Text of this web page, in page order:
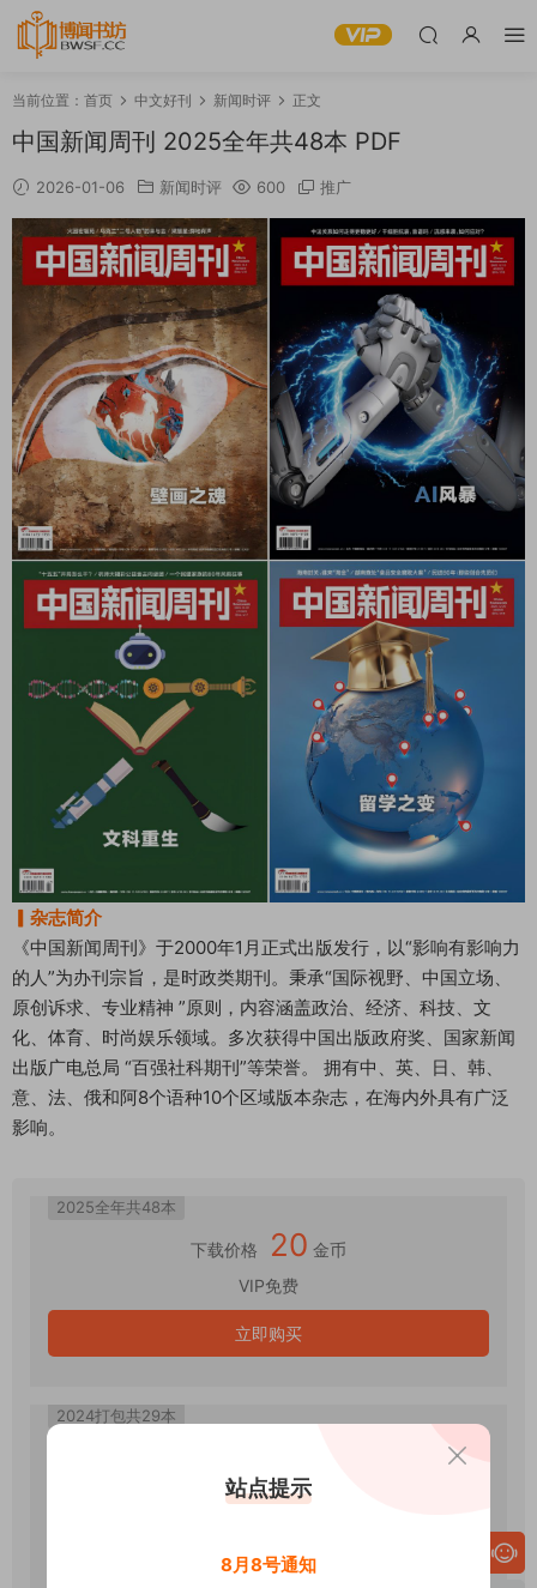
当前位置： 首页 中文好刊 新闻时评 正文
中国新闻周刊 2025全年共48本 PDF
2026-01-06 新闻时评 600 推广
▎杂志简介
《中国新闻周刊》于2000年1月正式出版发行，以“影响有影响力
的人”为办刊宗旨，是时政类期刊。秉承“国际视野、中国立场、
原创诉求、专业精神 ”原则，内容涵盖政治、经济、科技、文
化、体育、时尚娱乐领域。多次获得中国出版政府奖、国家新闻
出版广电总局 “百强社科期刊”等荣誉。 拥有中、英、日、韩、
意、法、俄和阿8个语种10个区域版本杂志，在海内外具有广泛
影响。
2025全年共48本
下载价格 20 金币
VIP免费
立即购买
2024打包共29本
VIP免费
站点提示
8月8号通知